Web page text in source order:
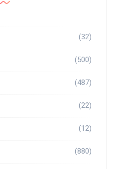
(32)
(500)
(487)
(22)
(12)
(880)